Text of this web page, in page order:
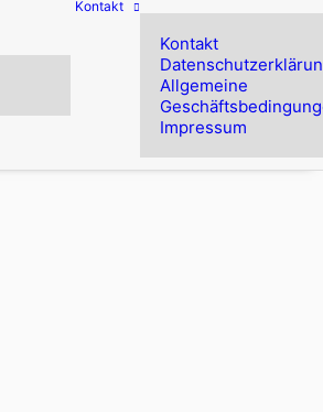
Kontakt
Kontakt
Allgemeine
Impressum